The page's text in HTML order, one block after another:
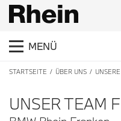
MENÜ
STARTSEITE ÜBER UNS
UNSER TEAM